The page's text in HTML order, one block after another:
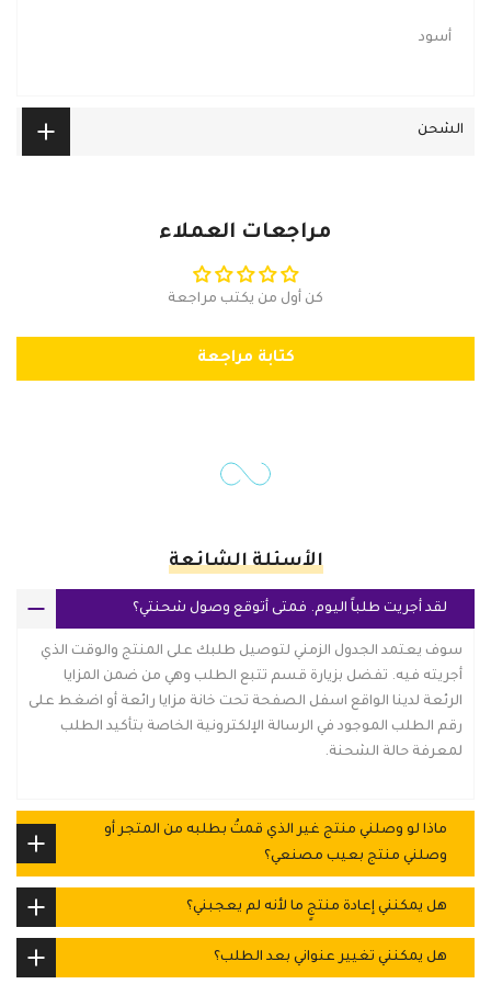
أسود
الشحن
مراجعات العملاء
كن أول من يكتب مراجعة
كتابة مراجعة
الأسئلة الشائعة
لقد أجريت طلباً اليوم. فمتى أتوقع وصول شحنتي؟
سوف يعتمد الجدول الزمني لتوصيل طلبك على المنتج والوقت الذي
أجريته فيه. تفضل بزيارة قسم تتبع الطلب وهي من ضمن المزايا
الرئعة لدينا الواقع اسفل الصفحة تحت خانة مزايا رائعة أو اضغط على
رقم الطلب الموجود في الرسالة الإلكترونية الخاصة بتأكيد الطلب
لمعرفة حالة الشحنة.
ماذا لو وصلني منتج غير الذي قمتُ بطلبه من المتجر أو
وصلني منتج بعيب مصنعي؟
هل يمكنني إعادة منتجٍ ما لأنه لم يعجبني؟
هل يمكنني تغيير عنواني بعد الطلب؟